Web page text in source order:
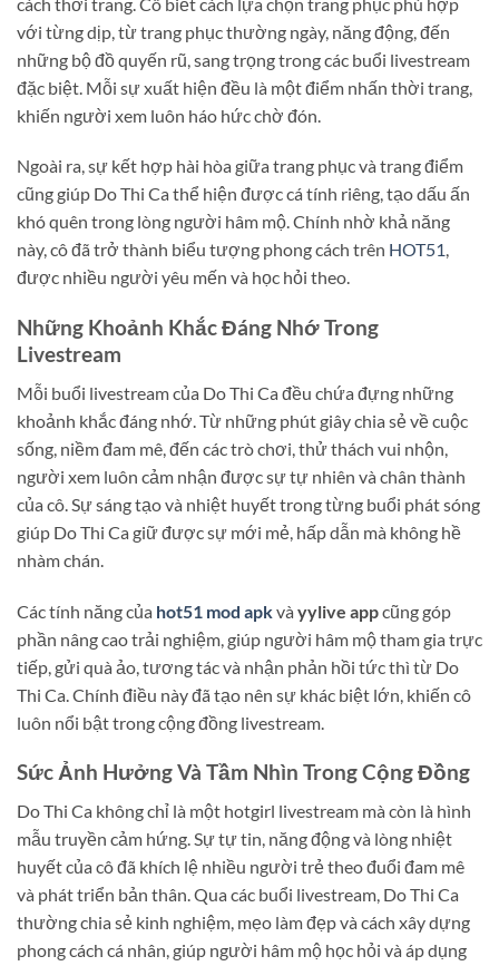
với từng dịp, từ trang phục thường ngày, năng động, đến
những bộ đồ quyến rũ, sang trọng trong các buổi livestream
đặc biệt. Mỗi sự xuất hiện đều là một điểm nhấn thời trang,
khiến người xem luôn háo hức chờ đón.
Ngoài ra, sự kết hợp hài hòa giữa trang phục và trang điểm
cũng giúp Do Thi Ca thể hiện được cá tính riêng, tạo dấu ấn
khó quên trong lòng người hâm mộ. Chính nhờ khả năng
này, cô đã trở thành biểu tượng phong cách trên HOT51,
được nhiều người yêu mến và học hỏi theo.
Những Khoảnh Khắc Đáng Nhớ Trong
Livestream
Mỗi buổi livestream của Do Thi Ca đều chứa đựng những
khoảnh khắc đáng nhớ. Từ những phút giây chia sẻ về cuộc
sống, niềm đam mê, đến các trò chơi, thử thách vui nhộn,
người xem luôn cảm nhận được sự tự nhiên và chân thành
của cô. Sự sáng tạo và nhiệt huyết trong từng buổi phát sóng
giúp Do Thi Ca giữ được sự mới mẻ, hấp dẫn mà không hề
nhàm chán.
Các tính năng của hot51 mod apkvà yylive appcũng góp
phần nâng cao trải nghiệm, giúp người hâm mộ tham gia trực
tiếp, gửi quà ảo, tương tác và nhận phản hồi tức thì từ Do
Thi Ca. Chính điều này đã tạo nên sự khác biệt lớn, khiến cô
luôn nổi bật trong cộng đồng livestream.
Sức Ảnh Hưởng Và Tầm Nhìn Trong Cộng Đồng
Do Thi Ca không chỉ là một hotgirl livestream mà còn là hình
mẫu truyền cảm hứng. Sự tự tin, năng động và lòng nhiệt
huyết của cô đã khích lệ nhiều người trẻ theo đuổi đam mê
và phát triển bản thân. Qua các buổi livestream, Do Thi Ca
thường chia sẻ kinh nghiệm, mẹo làm đẹp và cách xây dựng
phong cách cá nhân, giúp người hâm mộ học hỏi và áp dụng